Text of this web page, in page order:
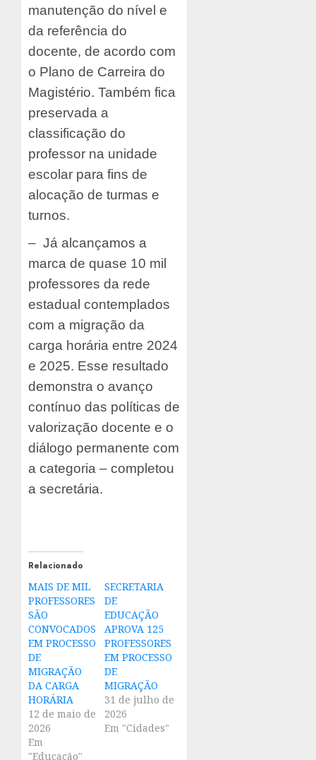
manutenção do nível e
da referência do
docente, de acordo com
o Plano de Carreira do
Magistério. Também fica
preservada a
classificação do
professor na unidade
escolar para fins de
alocação de turmas e
turnos.
– Já alcançamos a
marca de quase 10 mil
professores da rede
estadual contemplados
com a migração da
carga horária entre 2024
e 2025. Esse resultado
demonstra o avanço
contínuo das políticas de
valorização docente e o
diálogo permanente com
a categoria – completou
a secretária.
Relacionado
MAIS DE MIL
PROFESSORES
SÃO
CONVOCADOS
EM PROCESSO
DE
MIGRAÇÃO
DA CARGA
HORÁRIA
12 de maio de
2026
Em
"Educação"
SECRETARIA
DE
EDUCAÇÃO
APROVA 125
PROFESSORES
EM PROCESSO
DE
MIGRAÇÃO
31 de julho de
2026
Em "Cidades"